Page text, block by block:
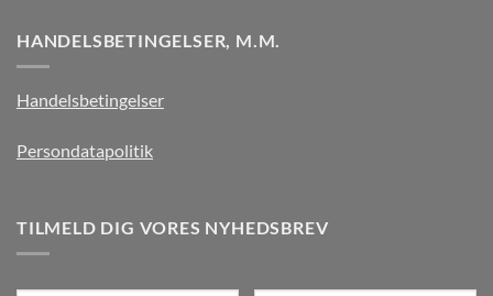
HANDELSBETINGELSER, M.M.
Handelsbetingelser
Persondatapolitik
TILMELD DIG VORES NYHEDSBREV